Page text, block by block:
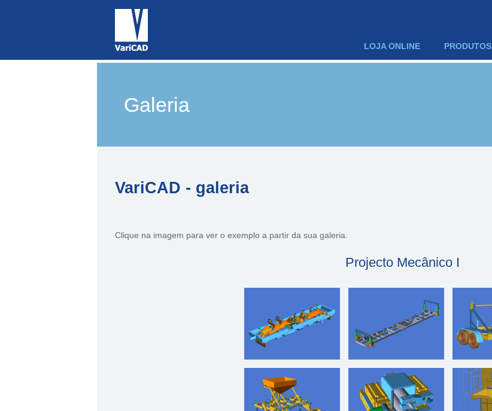
LOJA ONLINE PRODUTOS
Galeria
VariCAD - galeria
Clique na imagem para ver o exemplo a partir da sua galeria.
Projecto Mecânico I